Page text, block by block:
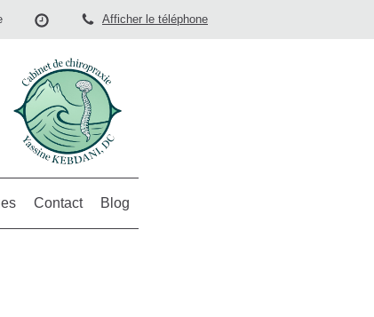
Afficher le téléphone
Contact Blog